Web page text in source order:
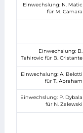
Einwechslung: N. Matic
für M. Camara
Einwechslung: B.
Tahirovic für B. Cristante
Einwechslung: A. Belotti
für T. Abraham
Einwechslung: P. Dybala
für N. Zalewski